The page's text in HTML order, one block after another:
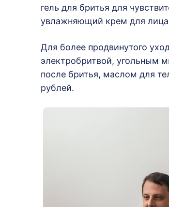
гель для бритья для
увлажняющий крем для
Для более продвинутого
электробритвой, угольным
после бритья, маслом для
рублей.